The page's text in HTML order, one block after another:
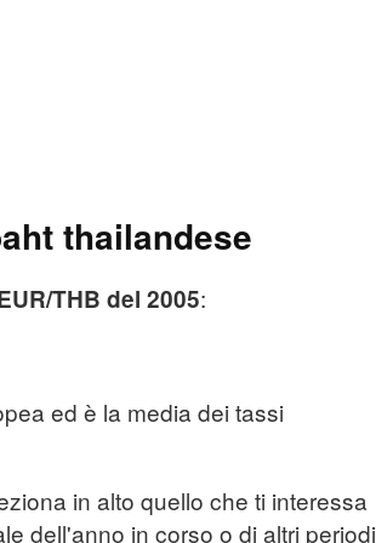
thailandese
THB del 2005:
ed è la media dei tassi
in alto quello che ti interessa
dell'anno in corso o di altri periodi